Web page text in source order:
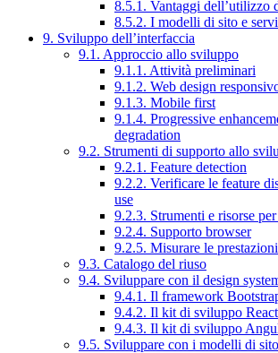
8.5.1. Vantaggi dell’utilizzo
8.5.2. I modelli di sito e
9. Sviluppo dell’interfaccia
9.1. Approccio allo sviluppo
9.1.1. Attività preliminari
9.1.2. Web design
9.1.3. Mobile first
9.1.4. Progressive
degradation
9.2. Strumenti di supporto allo
9.2.1. Feature detection
9.2.2. Verificare le feature
use
9.2.3. Strumenti e risorse
9.2.4. Supporto browser
9.2.5. Misurare le prestazioni
9.3. Catalogo del riuso
9.4. Sviluppare con il design
9.4.1. Il framework
9.4.2. Il kit di sviluppo React
9.4.3. Il kit di sviluppo
9.5. Sviluppare con i modelli di